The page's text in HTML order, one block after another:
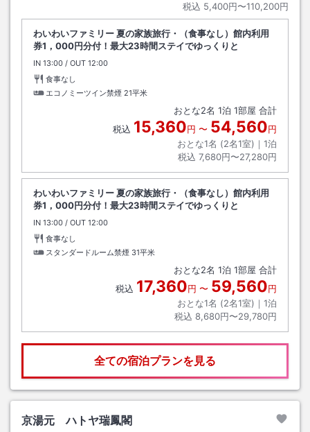
税込 5,400円〜110,200円
わいわいファミリー 夏の家族旅行・（食事なし）館内利用
券1，000円分付！最大23時間ステイでゆっくりと
IN チェックイン
13:00 / OUT チェックアウト
12:00
食事なし
エコノミーツイン禁煙 21平米
おとな2名 1泊 1部屋 合計
税込 15,360円 〜 54,560円
おとな1名 (2名1室)｜ 1泊
税込 7,680円〜27,280円
わいわいファミリー 夏の家族旅行・（食事なし）館内利用
券1，000円分付！最大23時間ステイでゆっくりと
IN チェックイン
13:00 / OUT チェックアウト
12:00
食事なし
スタンダードルーム禁煙 31平米
おとな2名 1泊 1部屋 合計
税込 17,360円 〜 59,560円
おとな1名 (2名1室)｜ 1泊
税込 8,680円〜29,780円
全ての宿泊プランを見る
京湯元 ハトヤ瑞鳳閣